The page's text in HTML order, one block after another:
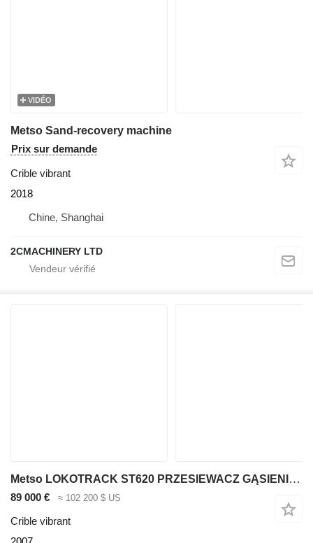
VIDÉO
Metso Sand-recovery machine
Prix sur demande
Crible vibrant
2018
Chine, Shanghai
2CMACHINERY LTD
Metso LOKOTRACK ST620 PRZESIEWACZ GĄSIENICOWY
89 000 € ≈ 102 200 $ US
Crible vibrant